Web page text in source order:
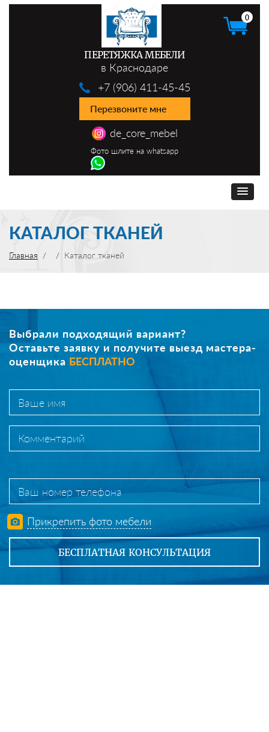
ПЕРЕТЯЖКА МЕБЕЛИ
в Краснодаре
de_core_mebel
Фото шлите на whatsapp
+7 (906) 411-45-45
Перезвоните мне
0
КАТАЛОГ ТКАНЕЙ
Главная Каталог тканей
Выбрали подходящий вариант?
Оставьте заявку и получите выезд мастера-
оценщика БЕСПЛАТНО
Прикрепить фото мебели